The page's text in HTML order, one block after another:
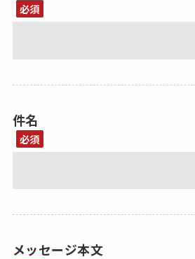
必須
件名
必須
メッセージ本文